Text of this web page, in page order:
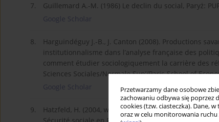
Przetwarzamy dane osobowe
zachowaniu odbywa się poprzez
cookies (tzw. ciasteczka). Dane,
oraz w celu monitorowania ruchu
7.
Guillemard A.-M. (1986) Le declin du social, Paryż:
Google Scholar
8.
Harguindéguy J.-B., J. Canton (2008). Productions
institutionnalisme dans l’analyse française des
comment étudier sociologiquement la carrière des
Sciences Sociales/Normale Sup’/Paris School of
Google Scholar
9.
Hatzfeld, H. (2004, wyd. pierwsze 1971). Du